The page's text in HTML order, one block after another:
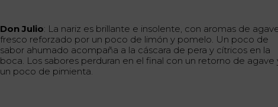
Don Julio: La nariz es brillante e insolente, con aromas de
fresco reforzado por un poco de limón y pomelo. Un poco de
sabor ahumado acompaña a la cáscara de pera y cítricos en la
boca. Los sabores perduran en el final con un retorno de agave
un poco de pimienta.